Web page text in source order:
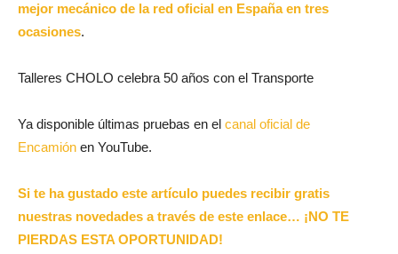
mejor mecánico de la red oficial en España en tres
ocasiones.
Talleres CHOLO celebra 50 años con el Transporte
Ya disponible últimas pruebas en el canal oficial de
Encamión en YouTube.
Si te ha gustado este artículo puedes recibir gratis
nuestras novedades a través de este enlace… ¡NO TE
PIERDAS ESTA OPORTUNIDAD!